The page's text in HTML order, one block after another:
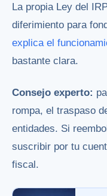
La propia Ley del
diferimiento para
explica el
bastante clara.
Consejo experto:
rompa, el traspaso
entidades. Si
suscribir por tu
fiscal.